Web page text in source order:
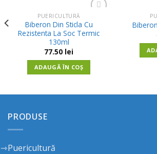
in
Wishlist
PUERICULTURĂ
Biberon Din Sticla Cu
Rezistenta La Soc Termic
130ml
77.50 lei
ADAUGĂ ÎN COȘ
PRODUSE
Puericultură